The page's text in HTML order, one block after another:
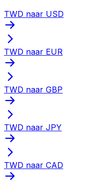
TWD naar USD
TWD naar EUR
TWD naar GBP
TWD naar JPY
TWD naar CAD